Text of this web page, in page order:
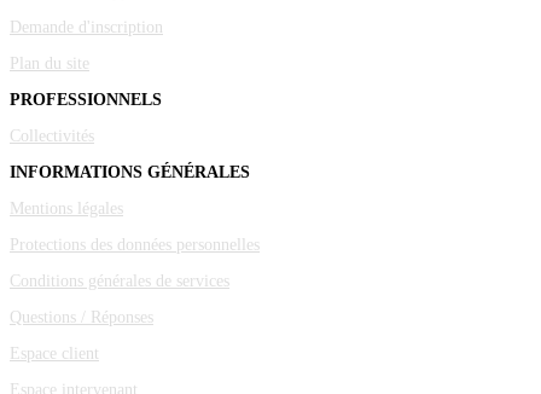
Demande d'inscription
Plan du site
PROFESSIONNELS
Collectivités
INFORMATIONS GÉNÉRALES
Mentions légales
Protections des données personnelles
Conditions générales de services
Questions / Réponses
Espace client
Espace intervenant